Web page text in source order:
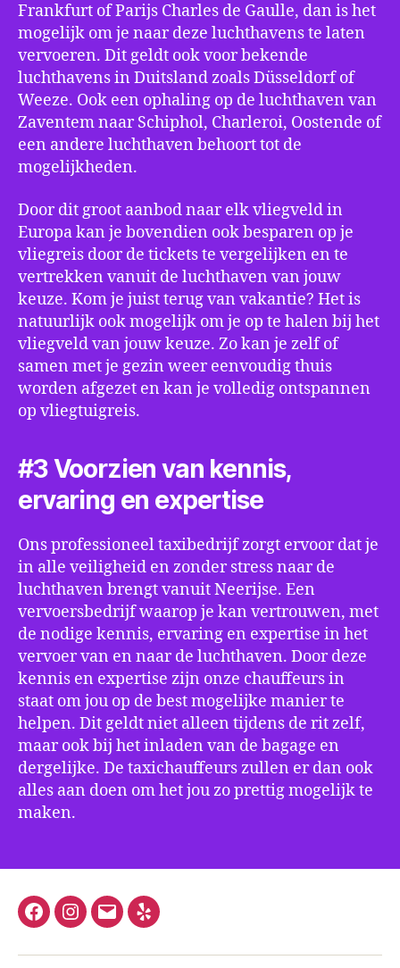
Frankfurt of Parijs Charles de Gaulle, dan is het
mogelijk om je naar deze luchthavens te laten
vervoeren. Dit geldt ook voor bekende
luchthavens in Duitsland zoals Düsseldorf of
Weeze. Ook een ophaling op de luchthaven van
Zaventem naar Schiphol, Charleroi, Oostende of
een andere luchthaven behoort tot de
mogelijkheden.
Door dit groot aanbod naar elk vliegveld in
Europa kan je bovendien ook besparen op je
vliegreis door de tickets te vergelijken en te
vertrekken vanuit de luchthaven van jouw
keuze. Kom je juist terug van vakantie? Het is
natuurlijk ook mogelijk om je op te halen bij het
vliegveld van jouw keuze. Zo kan je zelf of
samen met je gezin weer eenvoudig thuis
worden afgezet en kan je volledig ontspannen
op vliegtuigreis.
#3 Voorzien van kennis,
ervaring en expertise
Ons professioneel taxibedrijf zorgt ervoor dat je
in alle veiligheid en zonder stress naar de
luchthaven brengt vanuit Neerijse. Een
vervoersbedrijf waarop je kan vertrouwen, met
de nodige kennis, ervaring en expertise in het
vervoer van en naar de luchthaven. Door deze
kennis en expertise zijn onze chauffeurs in
staat om jou op de best mogelijke manier te
helpen. Dit geldt niet alleen tijdens de rit zelf,
maar ook bij het inladen van de bagage en
dergelijke. De taxichauffeurs zullen er dan ook
alles aan doen om het jou zo prettig mogelijk te
maken.
FacebookInstagram
E-
Yelp